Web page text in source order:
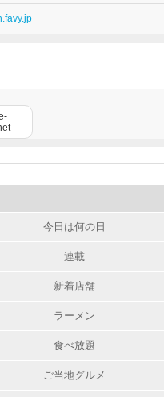
今日は何の日
連載
新着店舗
ラーメン
食べ放題
ご当地グルメ